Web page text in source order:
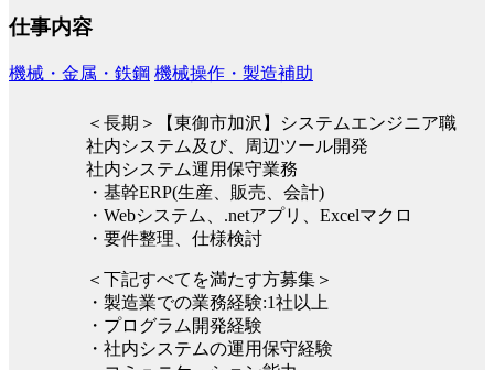
仕事内容
機械・金属・鉄鋼 機械操作・製造補助
＜長期＞【東御市加沢】システムエンジニア職
社内システム及び、周辺ツール開発
社内システム運用保守業務
・基幹ERP(生産、販売、会計)
・Webシステム、.netアプリ、Excelマクロ
・要件整理、仕様検討
＜下記すべてを満たす方募集＞
・製造業での業務経験:1社以上
・プログラム開発経験
・社内システムの運用保守経験